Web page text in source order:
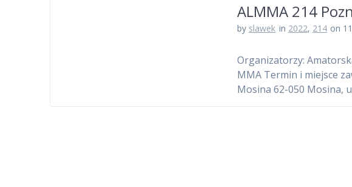
ALMMA 214
by slawek in 2022, 214 on
Organizatorzy:
MMA Termin i miejsce
Mosina 62-050 Mosina,